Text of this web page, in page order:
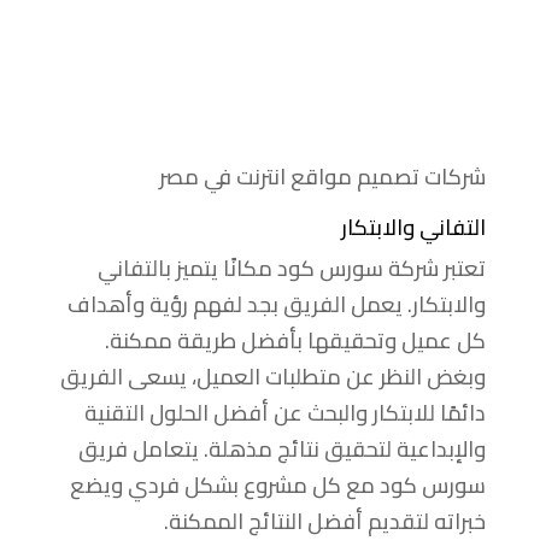
شركات تصميم مواقع انترنت في مصر
التفاني والابتكار
تعتبر شركة سورس كود مكانًا يتميز بالتفاني
والابتكار. يعمل الفريق بجد لفهم رؤية وأهداف
كل عميل وتحقيقها بأفضل طريقة ممكنة.
وبغض النظر عن متطلبات العميل، يسعى الفريق
دائمًا للابتكار والبحث عن أفضل الحلول التقنية
والإبداعية لتحقيق نتائج مذهلة. يتعامل فريق
سورس كود مع كل مشروع بشكل فردي ويضع
خبراته لتقديم أفضل النتائج الممكنة.